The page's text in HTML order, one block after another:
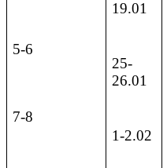
5-6
7-8
19.01
25-
26.01
1-2.02